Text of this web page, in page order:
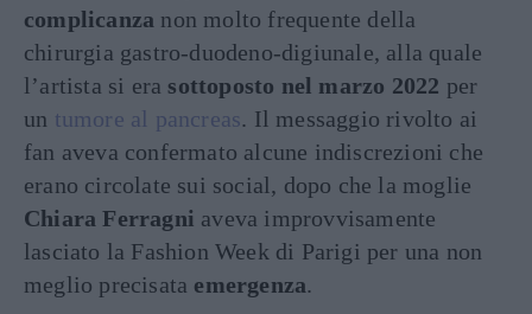
complicanza non molto frequente della
chirurgia gastro-duodeno-digiunale, alla quale
l’artista si era sottoposto nel marzo 2022 per
un tumore al pancreas. Il messaggio rivolto ai
fan aveva confermato alcune indiscrezioni che
erano circolate sui social, dopo che la moglie
Chiara Ferragni aveva improvvisamente
lasciato la Fashion Week di Parigi per una non
meglio precisata emergenza.